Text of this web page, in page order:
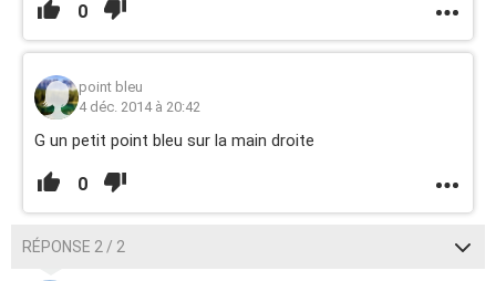
0
point bleu
4 déc. 2014 à 20:42
G un petit point bleu sur la main droite
0
RÉPONSE 2 / 2